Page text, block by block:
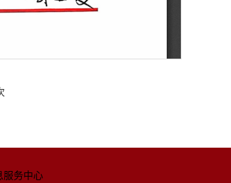
服务中心